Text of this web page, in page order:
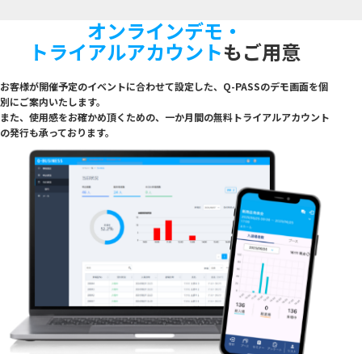
オンラインデモ・
トライアルアカウントもご用意
お客様が開催予定のイベントに合わせて設定した、Q-PASSのデモ画面を個
別にご案内いたします。
また、使用感をお確かめ頂くための、一か月間の無料トライアルアカウント
の発行も承っており ます。